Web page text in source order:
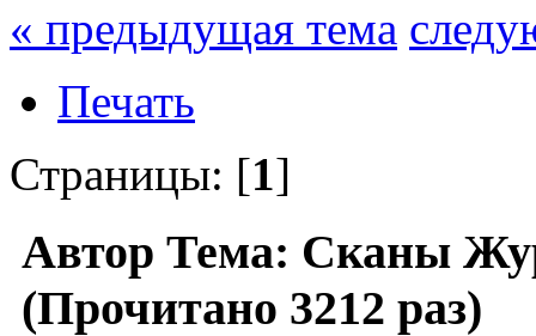
« предыдущая тема
Печать
Страницы: [1]
Автор Тема: Сканы
(Прочитано 3212 раз)